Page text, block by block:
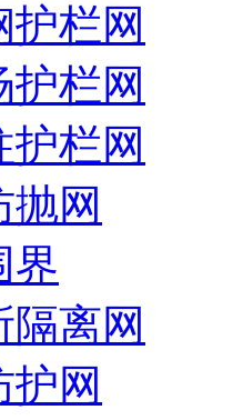
栏网
栏网
栏网
网
界
离网
网